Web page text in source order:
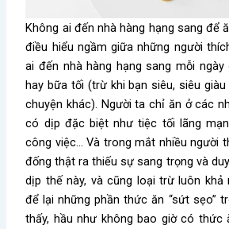
Không ai đến nhà hàng hạng sang để
điều hiểu ngầm giữa những người
ai đến nhà hàng hạng sang mỗi
hay bữa tối (trừ khi bạn siêu, siêu
chuyện khác). Người ta chỉ ăn ở các
có dịp đặc biệt như tiệc tối lãng
công việc… Và trong mắt nhiều người
đống thật ra thiếu sự sang trọng và
dịp thế này, và cũng loại trừ luôn khả
để lại những phần thức ăn “sứt sẹo”
thấy, hầu như không bao giờ có thức